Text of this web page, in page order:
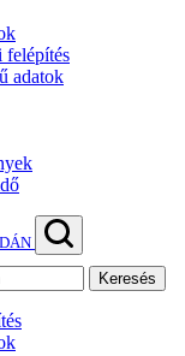
felépítés
adatok
Keresés